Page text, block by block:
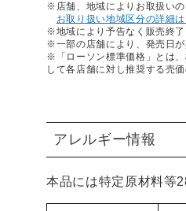
※店舗、地域によりお取扱いの
お取り扱い地域区分の詳細は
※地域により予告なく販売終了
※一部の店舗により、発売日が
※「ローソン標準価格」とは
して各店舗に対し推奨する売
アレルギー情報
本品には特定原材料等